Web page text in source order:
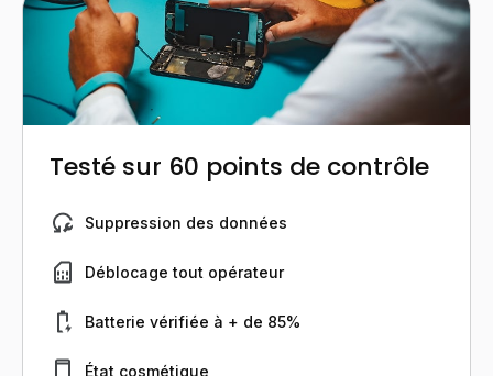
Testé sur 60 points de contrôle
Suppression des données
Déblocage tout opérateur
Batterie vérifiée à + de 85%
État cosmétique